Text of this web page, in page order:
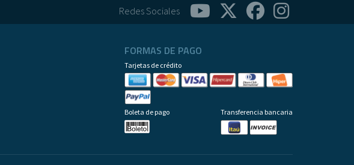
Redes Sociales
FORMAS DE PAGO
Tarjetas de crédito
Boleta de pago Transferencia bancaria